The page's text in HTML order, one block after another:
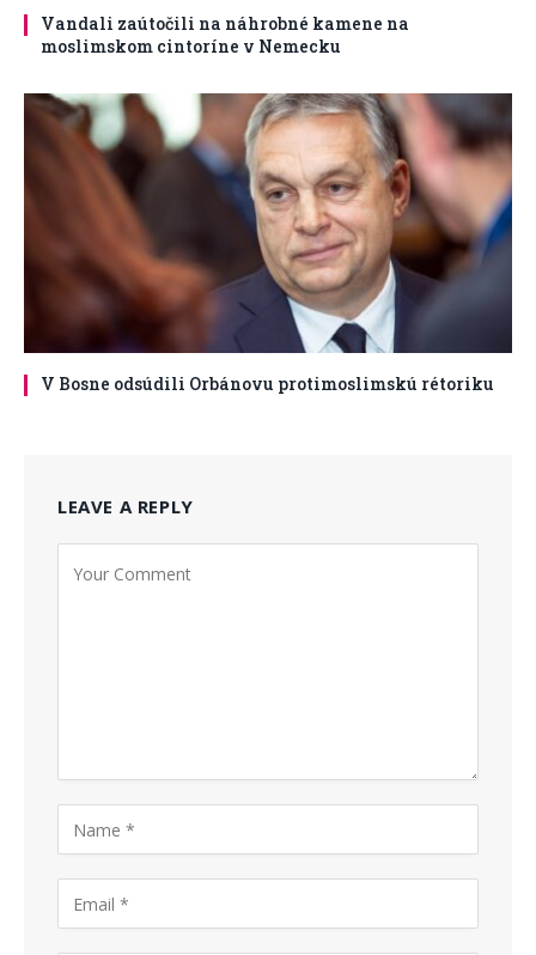
Vandali zaútočili na náhrobné kamene na
moslimskom cintoríne v Nemecku
V Bosne odsúdili Orbánovu protimoslimskú rétoriku
LEAVE A REPLY